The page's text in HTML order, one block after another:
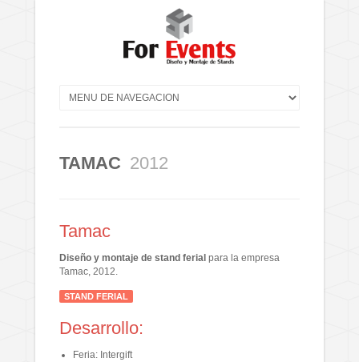
TAMAC 2012
Tamac
Diseño y montaje de stand ferial para la empresa
Tamac, 2012.
STAND FERIAL
Desarrollo:
Feria: Intergift